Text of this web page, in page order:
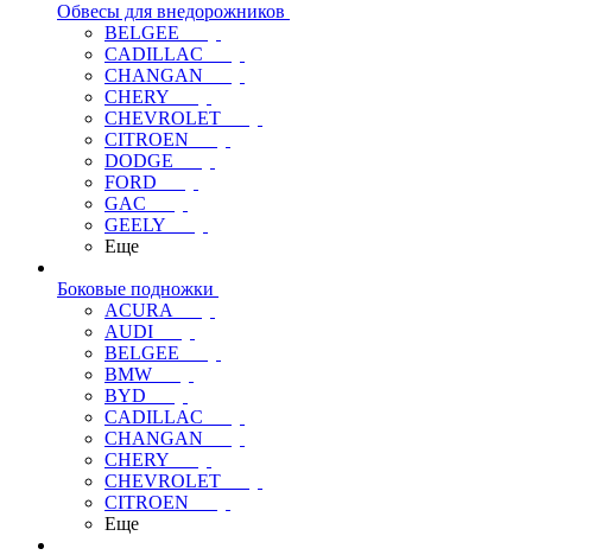
Обвесы для внедорожников
BELGEE
CADILLAC
CHANGAN
CHERY
CHEVROLET
CITROEN
DODGE
FORD
GAC
GEELY
Еще
Боковые подножки
ACURA
AUDI
BELGEE
BMW
BYD
CADILLAC
CHANGAN
CHERY
CHEVROLET
CITROEN
Еще